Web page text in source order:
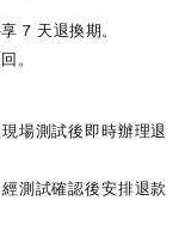
7 天退換期。
。
場測試後即時辦理退
測試確認後安排退款